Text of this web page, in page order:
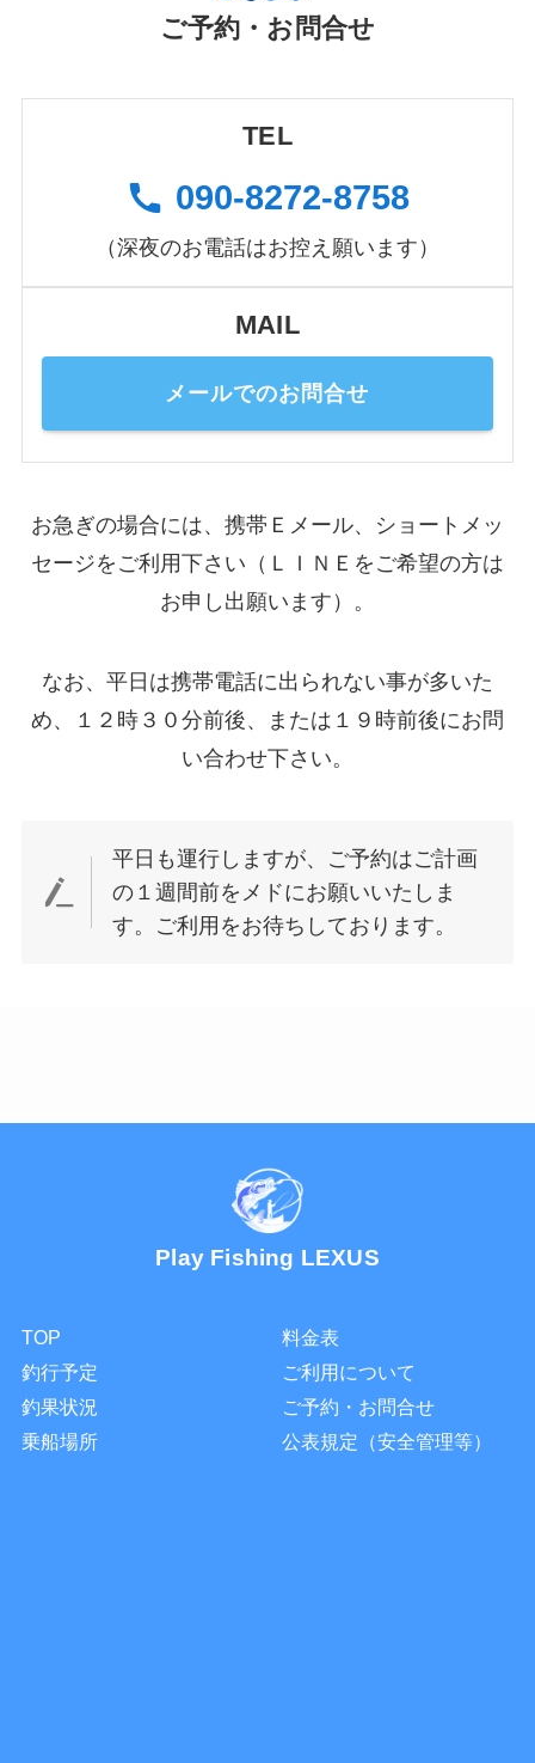
ご予約・お問合せ
TEL
090-8272-8758
（深夜のお電話はお控え願います）
MAIL
メールでのお問合せ
お急ぎの場合には、携帯Ｅメール、ショートメッ
セージをご利用下さい（ＬＩＮＥをご希望の方は
お申し出願います）。
なお、平日は携帯電話に出られない事が多いた
め、１２時３０分前後、または１９時前後にお問
い合わせ下さい。
平日も運行しますが、ご予約はご計画
の１週間前をメドにお願いいたしま
す。ご利用をお待ちしております。
Play Fishing LEXUS
TOP
釣行予定
釣果状況
乗船場所
料金表
ご利用について
ご予約・お問合せ
公表規定（安全管理等）